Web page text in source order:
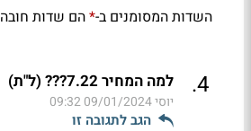
השדות המסומנים ב-*הם שדות חובה
4
. למה המחיר 7.22??? (ל"ת)
יוסי09/01/2024 09:32
הגב לתגובה זו